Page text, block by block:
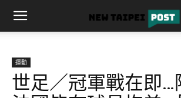
運動
世足／冠軍戰在即…